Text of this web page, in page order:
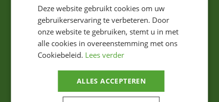
Ik ga akkoord met het privacybeleid.
Deze website gebruikt cookies om uw
gebruikerservaring te verbeteren. Door
onze website te gebruiken, stemt u in met
alle cookies in overeenstemming met ons
Cookiebeleid. Lees verder
ALLES ACCEPTEREN